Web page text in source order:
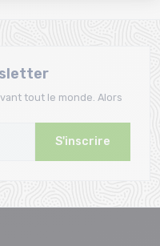
tout le monde. Alors
S'inscrire